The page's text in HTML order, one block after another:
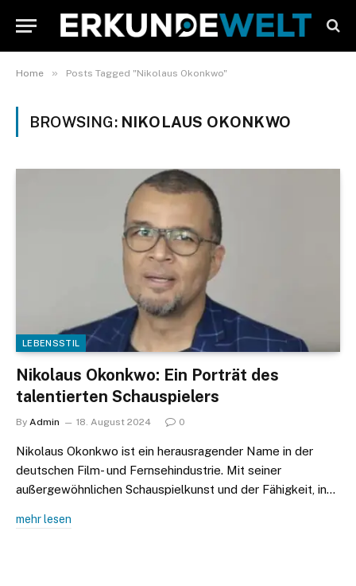
Home » Posts Tagged "Nikolaus Okonkwo"
BROWSING: NIKOLAUS OKONKWO
LEBENSSTIL
Nikolaus Okonkwo: Ein Porträt des
talentierten Schauspielers
By Admin 18. August 2024 0
Nikolaus Okonkwo ist ein herausragender Name in der
deutschen Film- und Fernsehindustrie. Mit seiner
außergewöhnlichen Schauspielkunst und der Fähigkeit, in…
mehr lesen